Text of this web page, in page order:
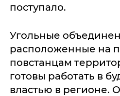
поступало.
Угольные
расположенные на
повстанцам
готовы работать в
властью в регионе.